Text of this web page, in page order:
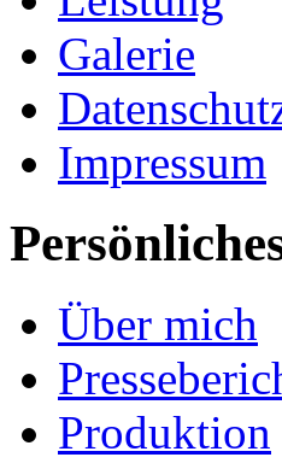
Galerie
Impressum
Über mich
Produktion